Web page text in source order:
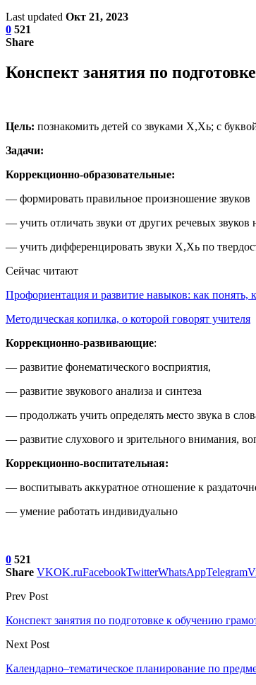
Last updated Окт 21, 2023
0 521
Share
Конспект занятия по
Цель: познакомить детей со звуками Х,Хь; с
Задачи:
Коррекционно-образовательные:
— формировать правильное произношение звуков
— учить отличать звуки от других речевых звуков
— учить дифференцировать звуки Х,Хь по
Сейчас читают
Профориентация и развитие навыков: как понять,
Методическая копилка, о которой говорят учителя
Коррекционно-развивающие:
— развитие фонематического восприятия,
— развитие звукового анализа и синтеза
— продолжать учить определять место звука в
— развитие слухового и зрительного внимания,
Коррекционно-воспитательная:
— воспитывать аккуратное отношение к
— умение работать индивидуально
0 521
Share VKOK.ruFacebookTwitterWhatsAppTelegram
Prev Post
Конспект занятия по подготовке к обучению
Next Post
Календарно–тематическое планирование по